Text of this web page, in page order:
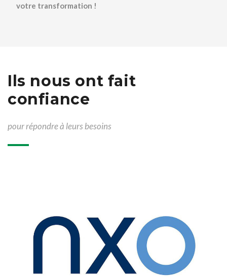
votre transformation !
Ils nous ont fait
confiance
pour répondre à leurs besoins